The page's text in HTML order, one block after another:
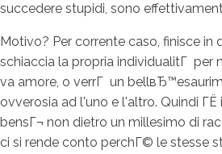
succedere stupidi, sono
Motivo? Per corrente caso, finisce in
schiaccia la propria individualitГ per
va amore, o verrГ un
ovverosia ad l'uno e l'altro. Quindi
bensГ¬ non dietro un millesimo di
ci si rende conto perchГ© le stesse